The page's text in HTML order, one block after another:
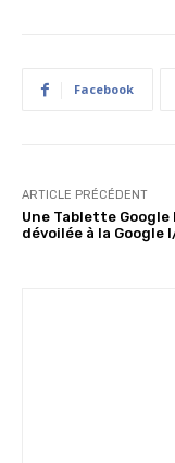
Facebook
ARTICLE PRÉCÉDENT
Une Tablette Google
dévoilée à la Google